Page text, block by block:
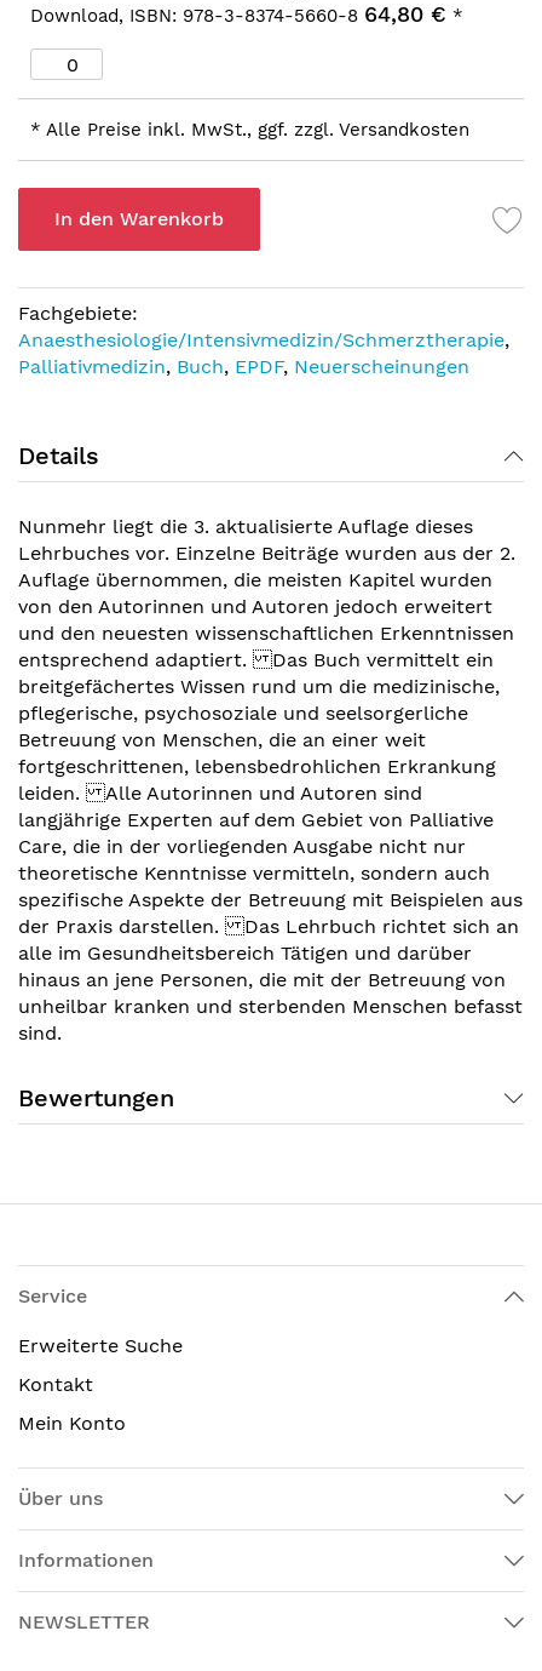
Download, ISBN: 978-3-8374-5660-8 64,80 € *
* Alle Preise inkl. MwSt., ggf. zzgl. Versandkosten
In den Warenkorb
Fachgebiete:
Anaesthesiologie/Intensivmedizin/Schmerztherapie,
Palliativmedizin, Buch, EPDF, Neuerscheinungen
Details
Nunmehr liegt die 3. aktualisierte Auflage dieses
Lehrbuches vor. Einzelne Beiträge wurden aus der 2.
Auflage übernommen, die meisten Kapitel wurden
von den Autorinnen und Autoren jedoch erweitert
und den neuesten wissenschaftlichen Erkenntnissen
entsprechend adaptiert. Das Buch vermittelt ein
breitgefächertes Wissen rund um die medizinische,
pflegerische, psychosoziale und seelsorgerliche
Betreuung von Menschen, die an einer weit
fortgeschrittenen, lebensbedrohlichen Erkrankung
leiden. Alle Autorinnen und Autoren sind
langjährige Experten auf dem Gebiet von Palliative
Care, die in der vorliegenden Ausgabe nicht nur
theoretische Kenntnisse vermitteln, sondern auch
spezifische Aspekte der Betreuung mit Beispielen aus
der Praxis darstellen. Das Lehrbuch richtet sich an
alle im Gesundheitsbereich Tätigen und darüber
hinaus an jene Personen, die mit der Betreuung von
unheilbar kranken und sterbenden Menschen befasst
sind.
Bewertungen
Service
Erweiterte Suche
Kontakt
Mein Konto
Über uns
Informationen
NEWSLETTER